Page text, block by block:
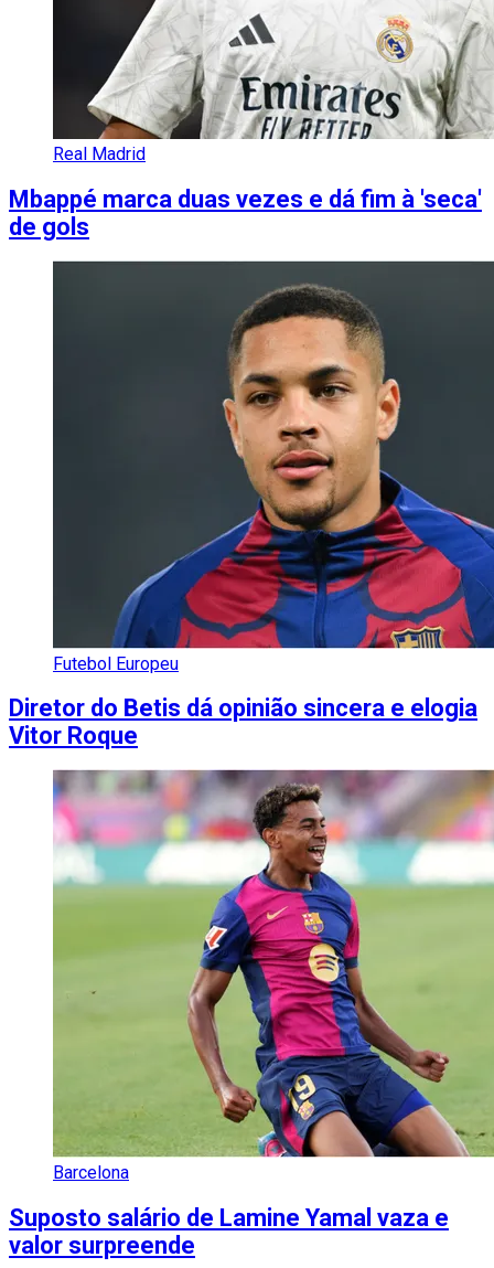
Real Madrid
Mbappé marca duas vezes e dá fim à 'seca'
de gols
Futebol Europeu
Diretor do Betis dá opinião sincera e elogia
Vitor Roque
Barcelona
Suposto salário de Lamine Yamal vaza e
valor surpreende